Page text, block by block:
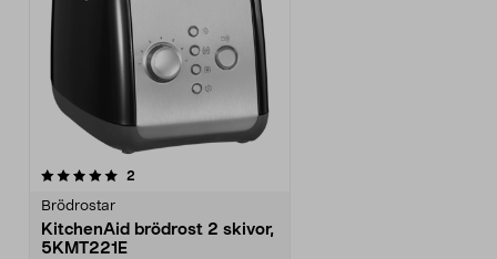
2
Brödrostar
KitchenAid brödrost 2 skivor,
5KMT221E